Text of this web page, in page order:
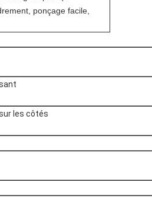
ponçage facile,
les côtés